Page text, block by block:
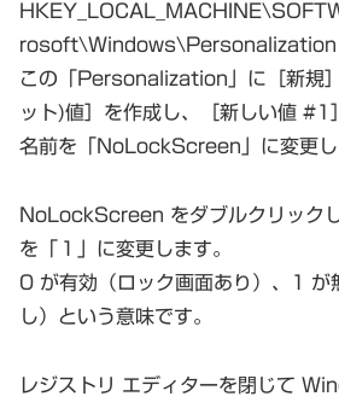
rosoft\Windows\Personalization
この「Personalization」に［新
ット)値］を作成し、［新しい値 #1
名前を「NoLockScreen」に変更し
NoLockScreen をダブルクリックし
を「１」に変更します。
0 が有効（ロック画面あり）、1 が
し）という意味です。
レジストリ エディターを閉じて